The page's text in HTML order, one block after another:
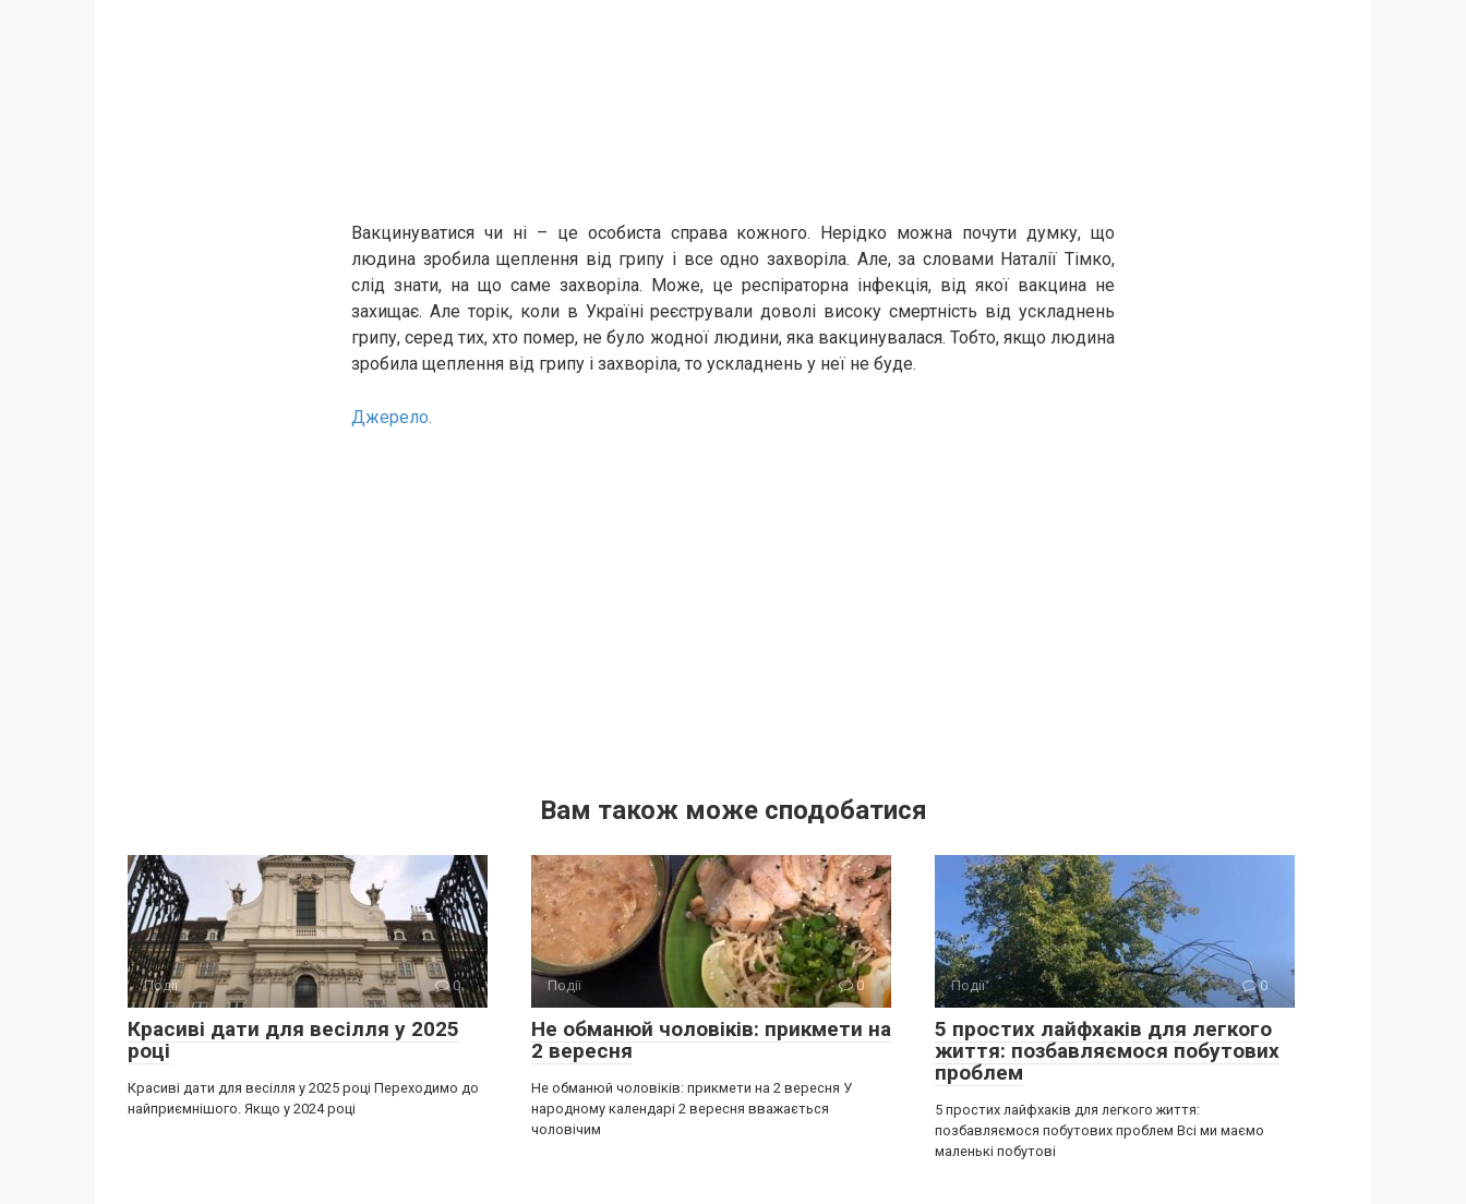
Вакцинуватися чи ні – це особиста справа кожного. Нерідко можна почути думку, що
людина зробила щеплення від грипу і все одно захворіла. Але, за словами Наталії Тімко,
слід знати, на що саме захворіла. Може, це респіраторна інфекція, від якої вакцина не
захищає. Але торік, коли в Україні реєстрували доволі високу смертність від ускладнень
грипу, серед тих, хто помер, не було жодної людини, яка вакцинувалася. Тобто, якщо людина
зробила щеплення від грипу і захворіла, то ускладнень у неї не буде.
Джерело.
Вам також може сподобатися
Події 0
Красиві дати для весілля у 2025
році
Красиві дати для весілля у 2025 році Переходимо до
найприємнішого. Якщо у 2024 році
Події 0
Не обманюй чоловіків: прикмети на
2 вересня
Не обманюй чоловіків: прикмети на 2 вересня У
народному календарі 2 вересня вважається
чоловічим
Події 0
5 простих лайфхаків для легкого
життя: позбавляємося побутових
проблем
5 простих лайфхаків для легкого життя:
позбавляємося побутових проблем Всі ми маємо
маленькі побутові